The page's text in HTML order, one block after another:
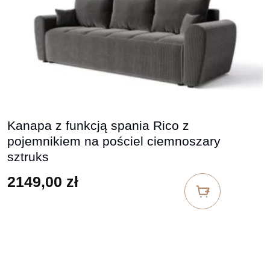
Kanapa z funkcją spania Rico z
pojemnikiem na pościel ciemnoszary
sztruks
2149,00 zł